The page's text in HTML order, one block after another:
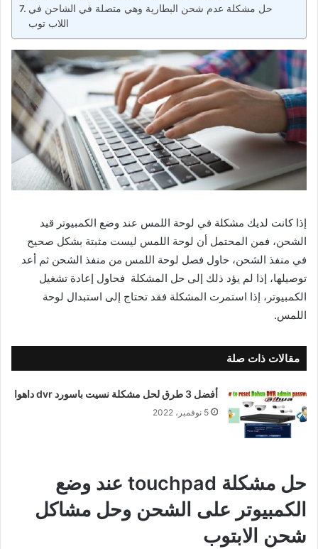
حل مشكلة عدم شحن البطارية وهي متصلة في الشاحن في
اللاب توب
إذا كانت لديك مشكلة في لوحة اللمس عند وضع الكمبيوتر قيد
الشحن، فمن المحتمل أن لوحة اللمس ليست مثبتة بشكل صحيح
في منفذ الشحن، حاول فصل لوحة اللمس من منفذ الشحن ثم أعد
توصيلها، إذا لم يؤد ذلك إلى حل المشكلة فحاول إعادة تشغيل
الكمبيوتر، إذا استمرت المشكلة فقد تحتاج إلى استبدال لوحة
اللمس.
مقالات ذات صلة
أفضل 3 طرق لحل مشكلة نسيت باسورد dvr داهوا
5 نوفمبر، 2022
حل مشكلة touchpad عند وضع
الكمبيوتر على الشحن وحل مشاكل
شحن الابتوب